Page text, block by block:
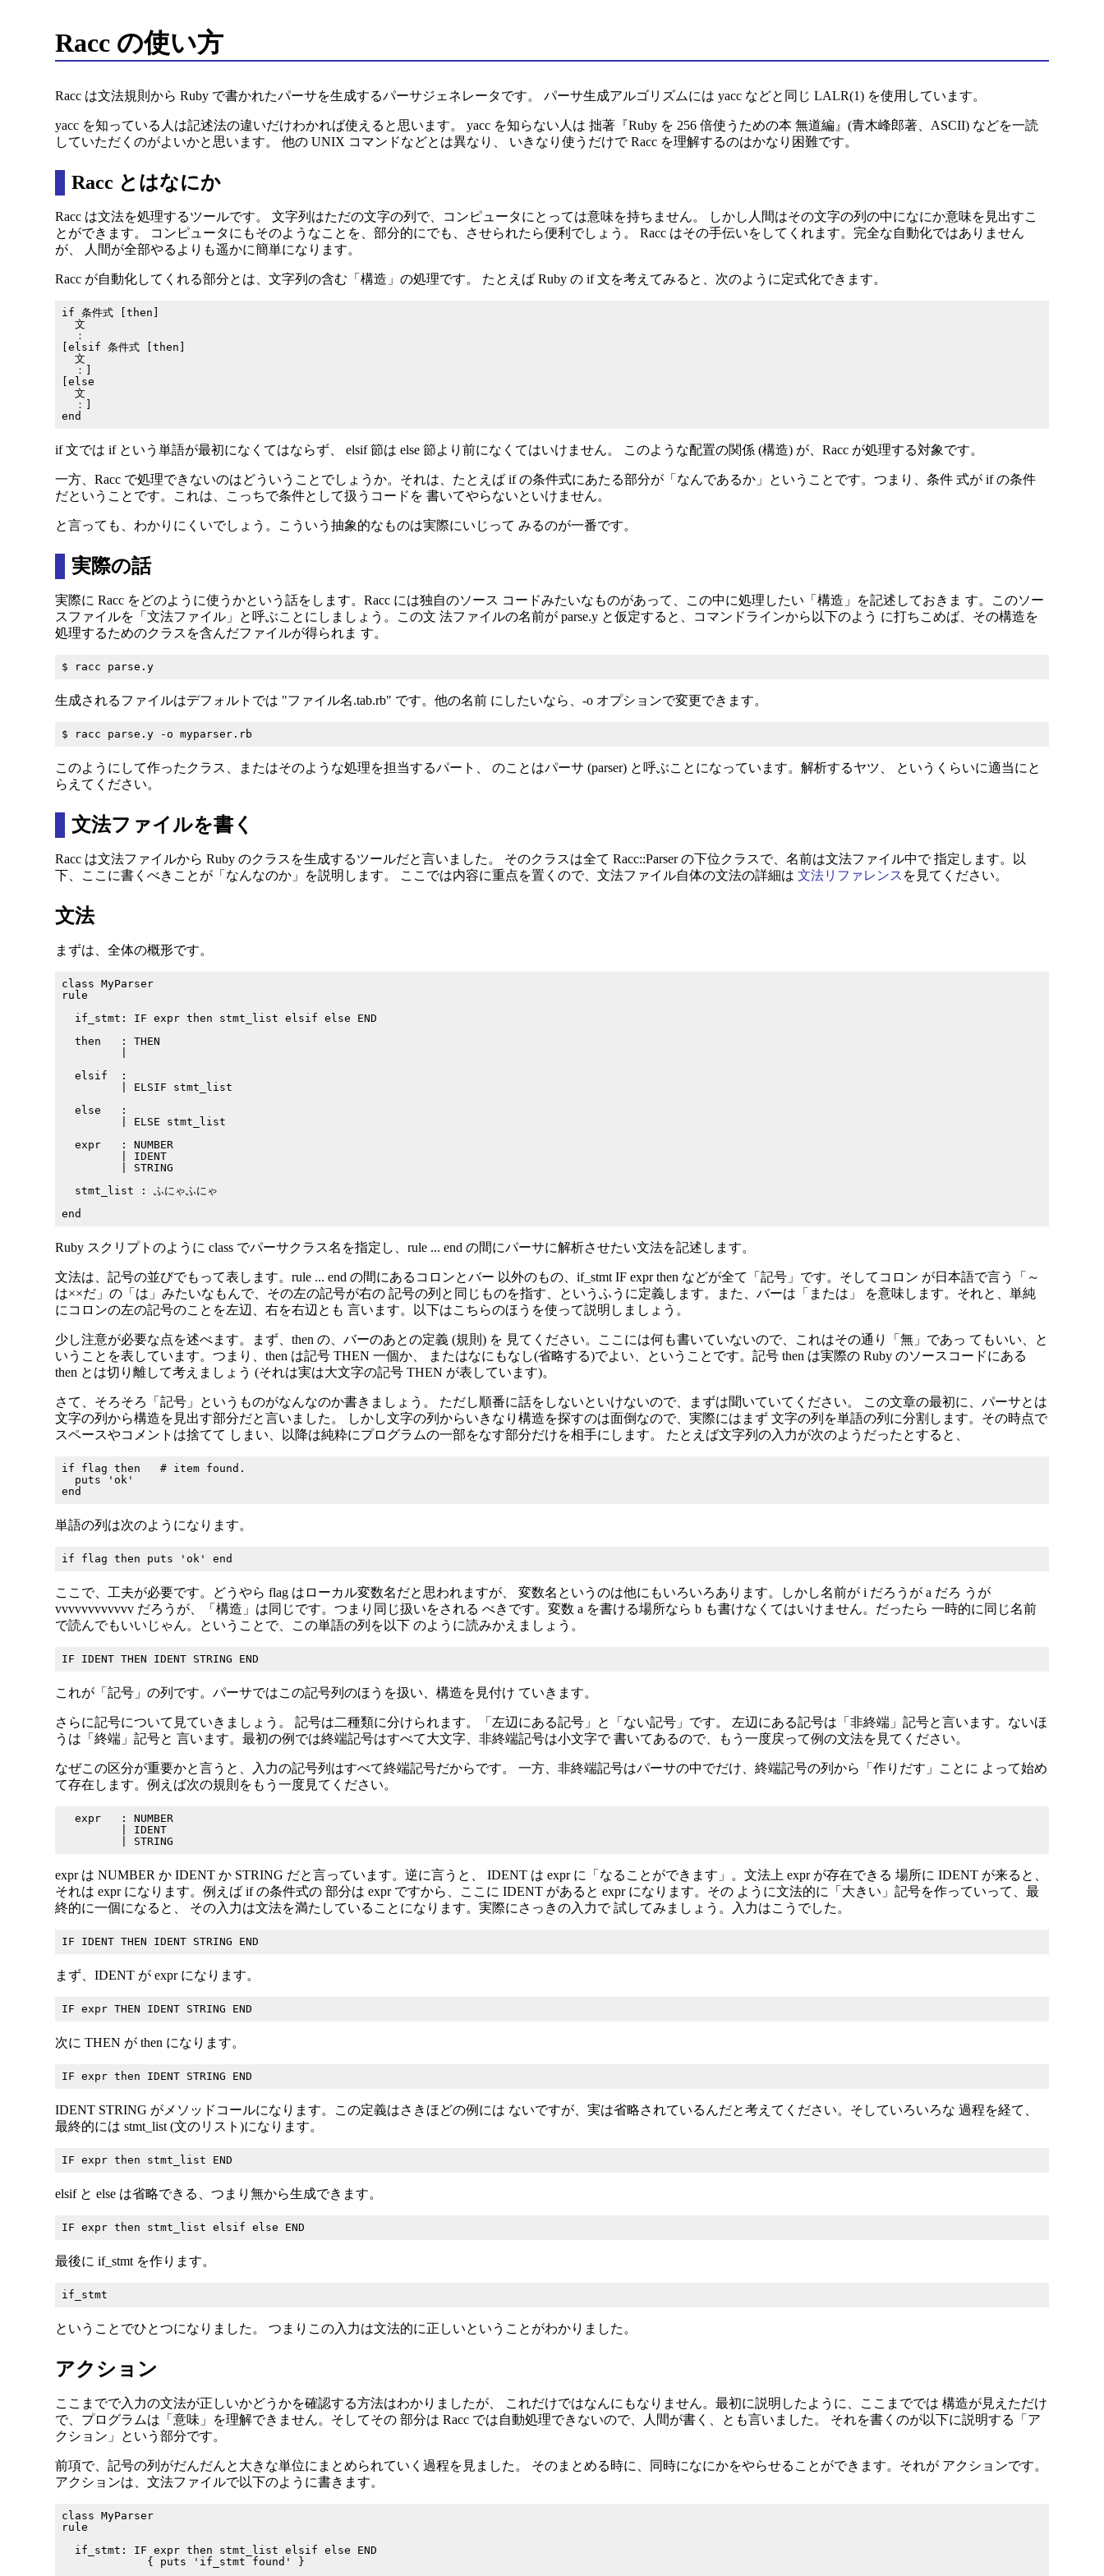
Racc の使い方
Racc は文法規則から Ruby で書かれたパーサを生成するパーサジェネレータです。 パーサ生成アルゴリズムには yacc などと同じ LALR(1) を使用しています。
yacc を知っている人は記述法の違いだけわかれば使えると思います。 yacc を知らない人は 拙著『Ruby を 256 倍使うための本 無道編』(青木峰郎著、ASCII) などを一読
していただくのがよいかと思います。 他の UNIX コマンドなどとは異なり、 いきなり使うだけで Racc を理解するのはかなり困難です。
Racc とはなにか
Racc は文法を処理するツールです。 文字列はただの文字の列で、コンピュータにとっては意味を持ちません。 しかし人間はその文字の列の中になにか意味を見出すこ
とができます。 コンピュータにもそのようなことを、部分的にでも、させられたら便利でしょう。 Racc はその手伝いをしてくれます。完全な自動化ではありません
が、 人間が全部やるよりも遥かに簡単になります。
Racc が自動化してくれる部分とは、文字列の含む「構造」の処理です。 たとえば Ruby の if 文を考えてみると、次のように定式化できます。
if 条件式 [then]
  文
  ：
[elsif 条件式 [then]
  文
  ：]
[else
  文
  ：]
if 文では if という単語が最初になくてはならず、 elsif 節は else 節より前になくてはいけません。 このような配置の関係 (構造) が、Racc が処理する対象です。
一方、Racc で処理できないのはどういうことでしょうか。それは、たとえば if の条件式にあたる部分が「なんであるか」ということです。つまり、条件 式が if の条件
だということです。これは、こっちで条件として扱うコードを 書いてやらないといけません。
と言っても、わかりにくいでしょう。こういう抽象的なものは実際にいじって みるのが一番です。
実際の話
実際に Racc をどのように使うかという話をします。Racc には独自のソース コードみたいなものがあって、この中に処理したい「構造」を記述しておきま す。このソー
スファイルを「文法ファイル」と呼ぶことにしましょう。この文 法ファイルの名前が parse.y と仮定すると、コマンドラインから以下のよう に打ちこめば、その構造を
処理するためのクラスを含んだファイルが得られま す。
生成されるファイルはデフォルトでは "ファイル名.tab.rb" です。他の名前 にしたいなら、-o オプションで変更できます。
このようにして作ったクラス、またはそのような処理を担当するパート、 のことはパーサ (parser) と呼ぶことになっています。解析するヤツ、 というくらいに適当にと
らえてください。
文法ファイルを書く
Racc は文法ファイルから Ruby のクラスを生成するツールだと言いました。 そのクラスは全て Racc::Parser の下位クラスで、名前は文法ファイル中で 指定します。以
下、ここに書くべきことが「なんなのか」を説明します。 ここでは内容に重点を置くので、文法ファイル自体の文法の詳細は文法リファレンス を見てください。
文法
まずは、全体の概形です。
class MyParser
rule
  if_stmt: IF expr then stmt_list elsif else END
  then   : THEN
  elsif  :
         | ELSIF stmt_list
  else   :
         | ELSE stmt_list
  expr   : NUMBER
         | IDENT
         | STRING
  stmt_list : ふにゃふにゃ
Ruby スクリプトのように class でパーサクラス名を指定し、rule ... end の間にパーサに解析させたい文法を記述します。
文法は、記号の並びでもって表します。rule ... end の間にあるコロンとバー 以外のもの、if_stmt IF expr then などが全て「記号」です。そしてコロン が日本語で言う「～
は××だ」の「は」みたいなもんで、その左の記号が右の 記号の列と同じものを指す、というふうに定義します。また、バーは「または」 を意味します。それと、単純
にコロンの左の記号のことを左辺、右を右辺とも 言います。以下はこちらのほうを使って説明しましょう。
少し注意が必要な点を述べます。まず、then の、バーのあとの定義 (規則) を 見てください。ここには何も書いていないので、これはその通り「無」であっ てもいい、と
いうことを表しています。つまり、then は記号 THEN 一個か、 またはなにもなし(省略する)でよい、ということです。記号 then は実際の Ruby のソースコードにある
then とは切り離して考えましょう (それは実は大文字の記号 THEN が表しています)。
さて、そろそろ「記号」というものがなんなのか書きましょう。 ただし順番に話をしないといけないので、まずは聞いていてください。 この文章の最初に、パーサとは
文字の列から構造を見出す部分だと言いました。 しかし文字の列からいきなり構造を探すのは面倒なので、実際にはまず 文字の列を単語の列に分割します。その時点で
スペースやコメントは捨てて しまい、以降は純粋にプログラムの一部をなす部分だけを相手にします。 たとえば文字列の入力が次のようだったとすると、
if flag then   # item found.
  puts 'ok'
単語の列は次のようになります。
ここで、工夫が必要です。どうやら flag はローカル変数名だと思われますが、 変数名というのは他にもいろいろあります。しかし名前が i だろうが a だろ うが
vvvvvvvvvvvv だろうが、「構造」は同じです。つまり同じ扱いをされる べきです。変数 a を書ける場所なら b も書けなくてはいけません。だったら 一時的に同じ名前
で読んでもいいじゃん。ということで、この単語の列を以下 のように読みかえましょう。
これが「記号」の列です。パーサではこの記号列のほうを扱い、構造を見付け ていきます。
さらに記号について見ていきましょう。 記号は二種類に分けられます。「左辺にある記号」と「ない記号」です。 左辺にある記号は「非終端」記号と言います。ないほ
うは「終端」記号と 言います。最初の例では終端記号はすべて大文字、非終端記号は小文字で 書いてあるので、もう一度戻って例の文法を見てください。
なぜこの区分が重要かと言うと、入力の記号列はすべて終端記号だからです。 一方、非終端記号はパーサの中でだけ、終端記号の列から「作りだす」ことに よって始め
て存在します。例えば次の規則をもう一度見てください。
  expr   : NUMBER
         | IDENT
expr は NUMBER か IDENT か STRING だと言っています。逆に言うと、 IDENT は expr に「なることができます」。文法上 expr が存在できる 場所に IDENT が来ると、
それは expr になります。例えば if の条件式の 部分は expr ですから、ここに IDENT があると expr になります。その ように文法的に「大きい」記号を作っていって、最
終的に一個になると、 その入力は文法を満たしていることになります。実際にさっきの入力で 試してみましょう。入力はこうでした。
まず、IDENT が expr になります。
次に THEN が then になります。
IDENT STRING がメソッドコールになります。この定義はさきほどの例には ないですが、実は省略されているんだと考えてください。そしていろいろな 過程を経て、
最終的には stmt_list (文のリスト)になります。
elsif と else は省略できる、つまり無から生成できます。
最後に if_stmt を作ります。
ということでひとつになりました。 つまりこの入力は文法的に正しいということがわかりました。
アクション
ここまでで入力の文法が正しいかどうかを確認する方法はわかりましたが、 これだけではなんにもなりません。最初に説明したように、ここまででは 構造が見えただけ
で、プログラムは「意味」を理解できません。そしてその 部分は Racc では自動処理できないので、人間が書く、とも言いました。 それを書くのが以下に説明する「ア
クション」という部分です。
前項で、記号の列がだんだんと大きな単位にまとめられていく過程を見ました。 そのまとめる時に、同時になにかをやらせることができます。それが アクションです。
アクションは、文法ファイルで以下のように書きます。
class MyParser
rule
  if_stmt: IF expr then stmt_list elsif else END
             { puts 'if_stmt found' }